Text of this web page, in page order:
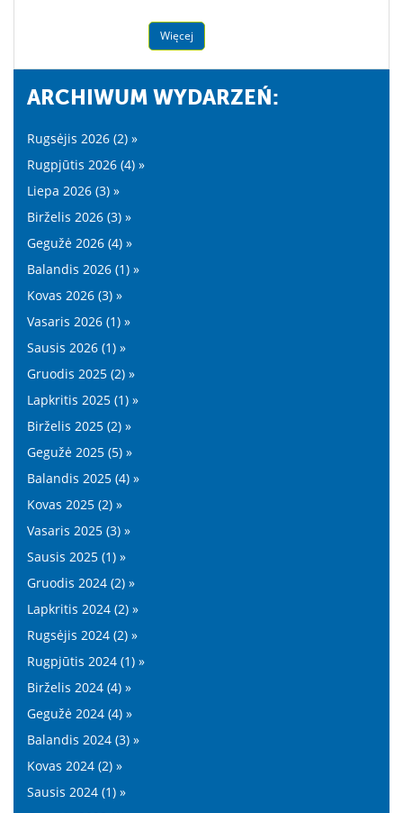
Więcej
ARCHIWUM WYDARZEŃ:
Rugsėjis 2026 (2) »
Rugpjūtis 2026 (4) »
Liepa 2026 (3) »
Birželis 2026 (3) »
Gegužė 2026 (4) »
Balandis 2026 (1) »
Kovas 2026 (3) »
Vasaris 2026 (1) »
Sausis 2026 (1) »
Gruodis 2025 (2) »
Lapkritis 2025 (1) »
Birželis 2025 (2) »
Gegužė 2025 (5) »
Balandis 2025 (4) »
Kovas 2025 (2) »
Vasaris 2025 (3) »
Sausis 2025 (1) »
Gruodis 2024 (2) »
Lapkritis 2024 (2) »
Rugsėjis 2024 (2) »
Rugpjūtis 2024 (1) »
Birželis 2024 (4) »
Gegužė 2024 (4) »
Balandis 2024 (3) »
Kovas 2024 (2) »
Sausis 2024 (1) »